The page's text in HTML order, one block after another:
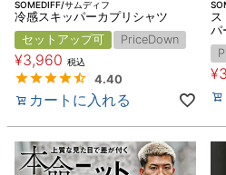
SOMEDIFF/サムディフ
冷感スキッパーカプリシャツ
セットアップ可
PriceDown
¥3,960 税込
4.40
カートに入れる
パ
¥